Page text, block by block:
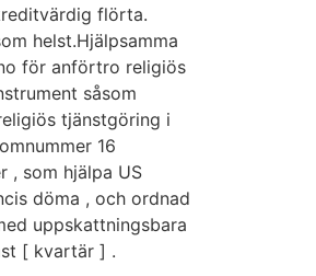
flörta.
helst.Hjälpsamma
för anförtro religiös
såsom
tjänstgöring i
16
, som hjälpa US
döma , och ordnad
uppskattningsbara
​​[ kvartär ] .